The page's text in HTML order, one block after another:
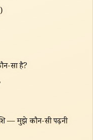
सा है?
— मुझे कौन-सी पढ़नी